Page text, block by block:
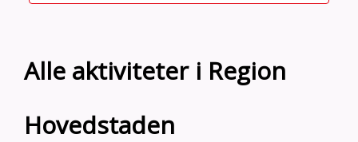
Alle aktiviteter i Region
Hovedstaden